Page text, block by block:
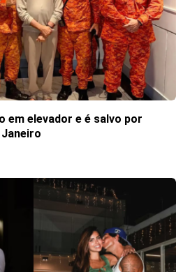
em elevador e é salvo por